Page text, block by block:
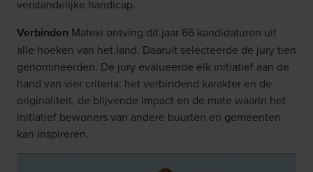
verstandelijke handicap.
Verbinden Matexi ontving dit jaar 66 kandidaturen uit
alle hoeken van het land. Daaruit selecteerde de jury tien
genomineerden. De jury evalueerde elk initiatief aan de
hand van vier criteria: het verbindend karakter en de
originaliteit, de blijvende impact en de mate waarin het
initiatief bewoners van andere buurten en gemeenten
kan inspireren.